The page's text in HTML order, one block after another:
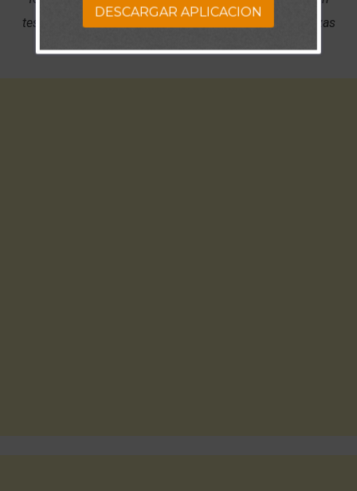
testimonio de la maravillosa transformación que realizas
en el corazón de los que Te siguen con fidelidad.
DESCARGAR APLICACION